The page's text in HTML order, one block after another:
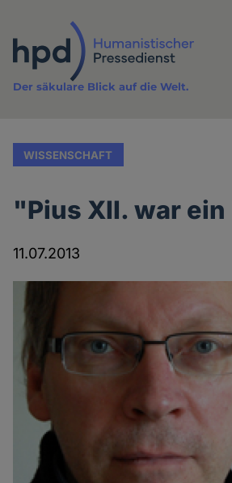
Inhalt
Der säkulare Blick auf die Welt.
WISSENSCHAFT
"Pius XII. war
11.07.2013